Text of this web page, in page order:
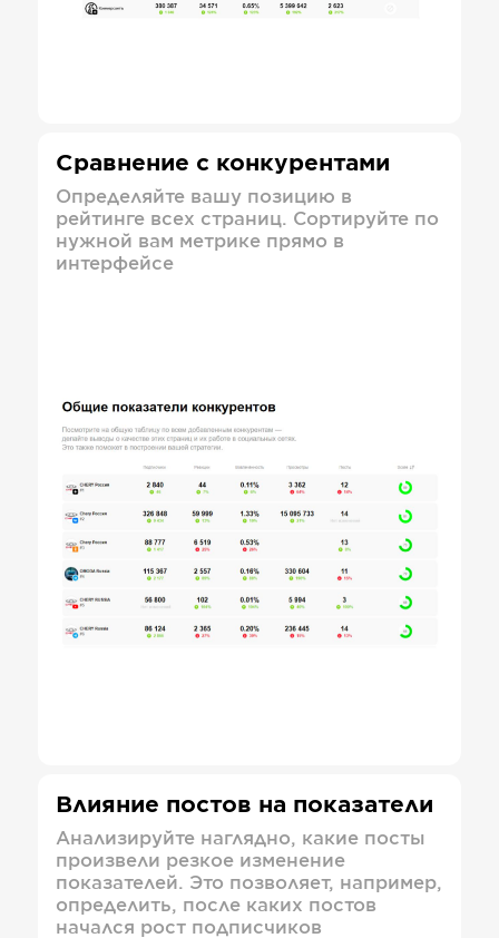
Сравнение с конкурентами
Определяйте вашу позицию в
рейтинге всех страниц. Сортируйте по
нужной вам метрике прямо в
интерфейсе
Влияние постов на показатели
Анализируйте наглядно, какие посты
произвели резкое изменение
показателей. Это позволяет, например,
определить, после каких постов
начался рост подписчиков